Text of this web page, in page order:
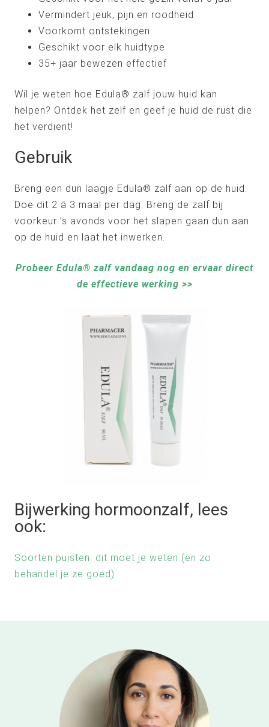
Vermindert jeuk, pijn en roodheid
Voorkomt ontstekingen
Geschikt voor elk huidtype
35+ jaar bewezen effectief
Wil je weten hoe Edula® zalf jouw huid kan
helpen? Ontdek het zelf en geef je huid de rust die
het verdient!
Gebruik
Breng een dun laagje Edula® zalf aan op de huid.
Doe dit 2 á 3 maal per dag. Breng de zalf bij
voorkeur ’s avonds voor het slapen gaan dun aan
op de huid en laat het inwerken.
Probeer Edula® zalf vandaag nog en ervaar direct
de effectieve werking >>
Bijwerking hormoonzalf, lees
ook:
Soorten puisten: dit moet je weten (en zo
behandel je ze goed)